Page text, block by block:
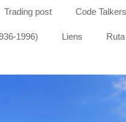
Trading post Code Talkers
1996) Liens